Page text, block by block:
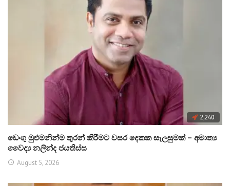
2,240
ඩෙංගු මුළුමනින්ම තුරන් කිරීමට වසර දෙකක සැලසුමක් – අමාත්‍ය
වෛද්‍ය නලින්ද ජයතිස්ස
August 5, 2026